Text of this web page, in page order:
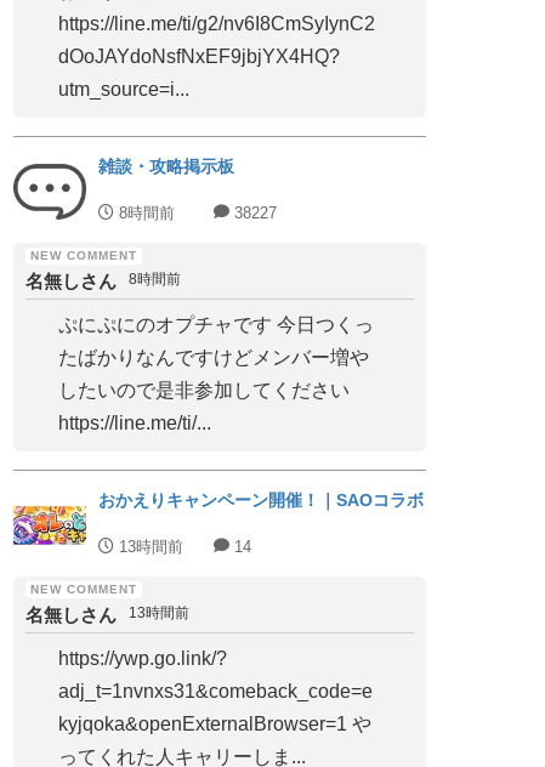
https://line.me/ti/g2/nv6I8CmSyIynC2
dOoJAYdoNsfNxEF9jbjYX4HQ?
utm_source=i...
雑談・攻略掲示板
8時間前 38227
名無しさん 8時間前
ぷにぷにのオプチャです 今日つくっ
たばかりなんですけどメンバー増や
したいので是非参加してください
https://line.me/ti/...
おかえりキャンペーン開催！｜SAOコラボ
13時間前 14
名無しさん 13時間前
https://ywp.go.link/?
adj_t=1nvnxs31&comeback_code=e
kyjqoka&openExternalBrowser=1 や
ってくれた人キャリーしま...